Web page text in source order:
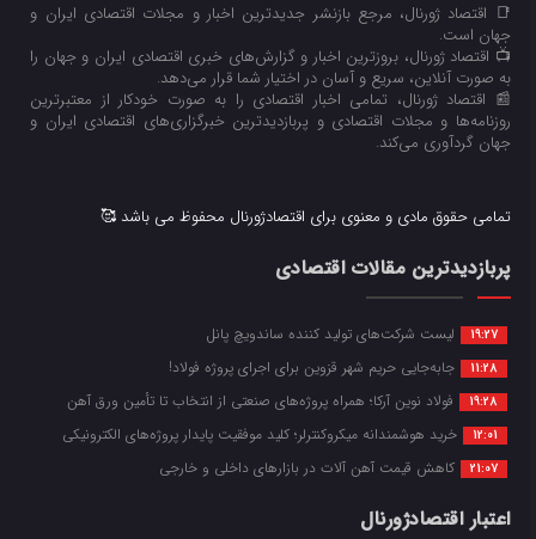
📑 اقتصاد ژورنال، مرجع بازنشر جدیدترین اخبار و مجلات اقتصادی ایران و
جهان است.
📺 اقتصاد ژورنال، بروزترین اخبار و گزارش‌های خبری اقتصادی ایران و جهان را
به صورت آنلاین، سریع و آسان در اختیار شما قرار می‌‌دهد.
📰 اقتصاد ژورنال، تمامی اخبار اقتصادی را به صورت خودکار از معتبرترین
روزنامه‌ها و مجلات اقتصادی و پربازدیدترین خبرگزاری‌های اقتصادی ایران و
جهان گردآوری می‌کند.
تمامی حقوق مادی و معنوی برای اقتصادژورنال محفوظ می باشد 🥰
پربازدیدترین مقالات اقتصادی
19:27 لیست شرکت‌های تولید کننده ساندویچ پانل
11:28 جابه‌جایی حریم شهر قزوین برای اجرای پروژه فولاد!
19:28 فولاد نوین آرکا؛ همراه پروژه‌های صنعتی از انتخاب تا تأمین ورق آهن
12:01 خرید هوشمندانه میکروکنترلر؛ کلید موفقیت پایدار پروژه‌های الکترونیکی
21:07 کاهش قیمت آهن آلات در بازارهای داخلی و خارجی
اعتبار اقتصادژورنال